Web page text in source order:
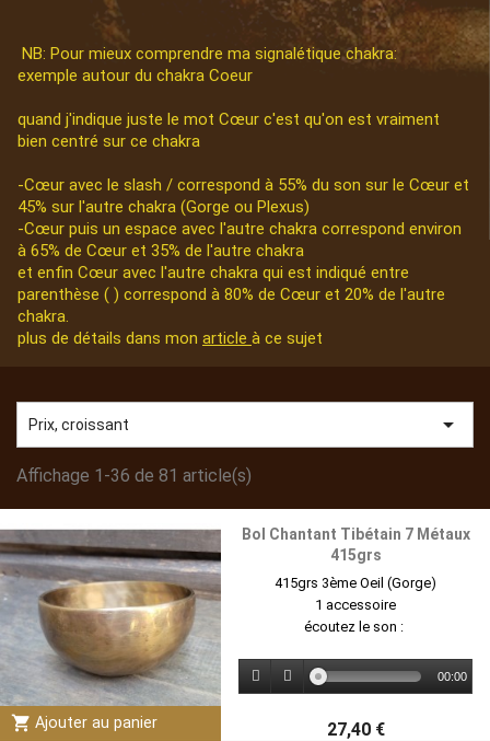
NB: Pour mieux comprendre ma signalétique chakra:
exemple autour du chakra Coeur
quand j'indique juste le mot Cœur c'est qu'on est vraiment
bien centré sur ce chakra
-Cœur avec le slash / correspond à 55% du son sur le Cœur et
45% sur l'autre chakra (Gorge ou Plexus)
-Cœur puis un espace avec l'autre chakra correspond environ
à 65% de Cœur et 35% de l'autre chakra
et enfin Cœur avec l'autre chakra qui est indiqué entre
parenthèse ( ) correspond à 80% de Cœur et 20% de l'autre
chakra.
plus de détails dans mon article à ce sujet
Prix, croissant 
Affichage 1-36 de 81 article(s)
shopping_cart Ajouter au panier
Bol Chantant Tibétain 7 Métaux
415grs
415grs 3ème Oeil (Gorge)
1 accessoire
écoutez le son :
00:00
27,40 €